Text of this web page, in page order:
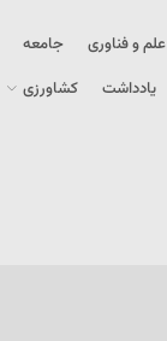
علم و فناوری
جامعه
یادداشت
کشاورزی